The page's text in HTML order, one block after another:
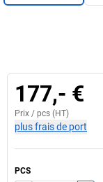
177,- €
Prix / pcs (HT)
plus frais de port
PCS